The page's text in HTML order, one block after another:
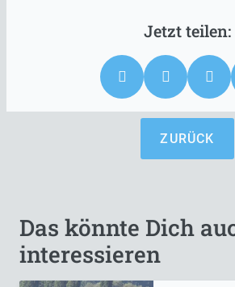
ZURÜCK
Das könnte Dich
interessieren